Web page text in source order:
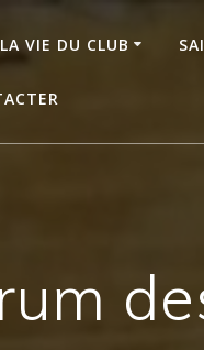
LA VIE DU CLUB